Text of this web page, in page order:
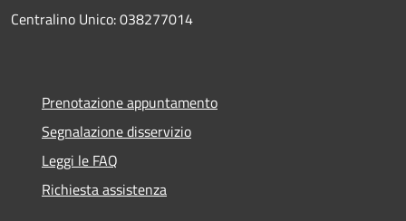
Centralino Unico: 038277014
Prenotazione appuntamento
Segnalazione disservizio
Leggi le FAQ
Richiesta assistenza